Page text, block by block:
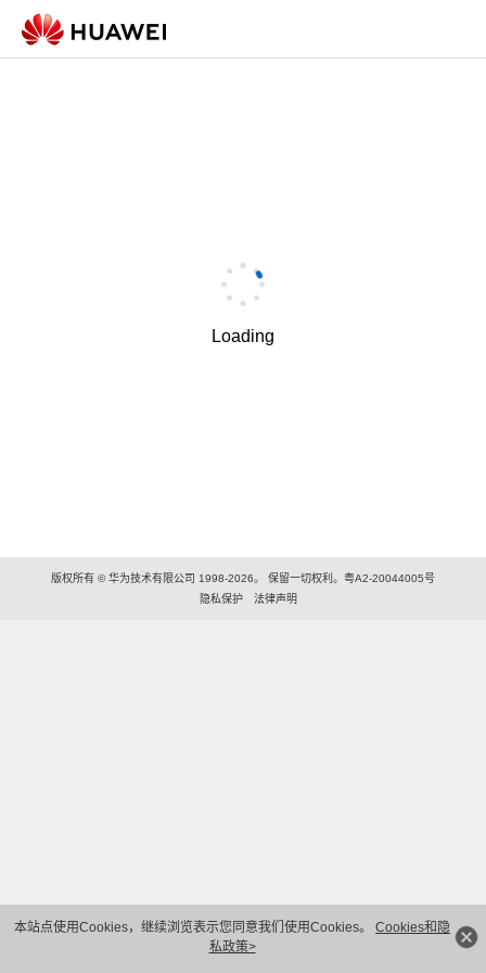
本站点使用Cookies，继续浏览表示您同意我们使用Cookies。 Cookies和隐
私政策>
Loading
版权所有 © 华为技术有限公司 1998-2026。 保留一切权利。粤A2-20044005号
隐私保护
法律声明